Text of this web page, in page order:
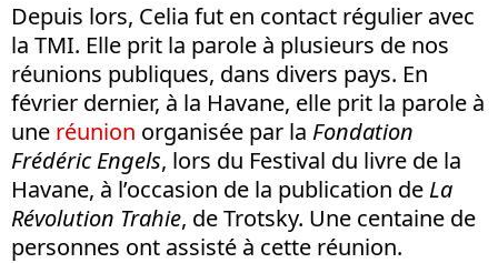
Depuis lors, Celia fut en contact régulier avec
la TMI. Elle prit la parole à plusieurs de nos
réunions publiques, dans divers pays. En
février dernier, à la Havane, elle prit la parole à
une réunion organisée par la Fondation
Frédéric Engels, lors du Festival du livre de la
Havane, à l’occasion de la publication de La
Révolution Trahie, de Trotsky. Une centaine de
personnes ont assisté à cette réunion.